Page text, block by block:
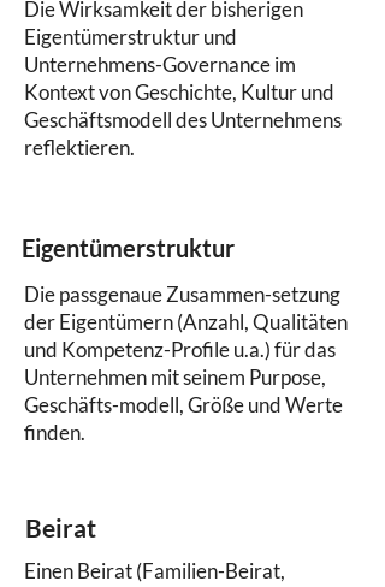
Die Wirksamkeit der bisherigen
Eigentümerstruktur und
Unternehmens-Governance im
Kontext von Geschichte, Kultur und
Geschäftsmodell des Unternehmens
reflektieren.
Eigentümerstruktur
Die passgenaue Zusammen-setzung
der Eigentümern (Anzahl, Qualitäten
und Kompetenz-Profile u.a.) für das
Unternehmen mit seinem Purpose,
Geschäfts-modell, Größe und Werte
finden.
Beirat
Einen Beirat (Familien-Beirat,